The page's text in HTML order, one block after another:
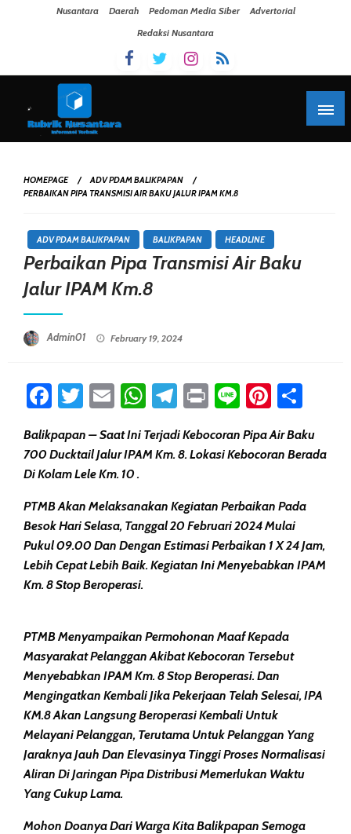
Nusantara Daerah Pedoman Media Siber
Advertorial
Redaksi Nusantara
HOMEPAGE
ADV PDAM BALIKPAPAN
PERBAIKAN PIPA TRANSMISI AIR BAKU JALUR IPAM KM.8
ADV PDAM BALIKPAPAN BALIKPAPAN HEADLINE
Perbaikan Pipa Transmisi Air Baku
Jalur IPAM Km.8
Admin01 February 19, 2024
Facebook
Twitter
EmailWhatsApp
Telegram
PrintLine
Balikpapan – Saat Ini Terjadi Kebocoran Pipa Air Baku
700 Ducktail Jalur IPAM Km. 8. Lokasi Kebocoran Berada
Di Kolam Lele Km. 10 .
PTMB Akan Melaksanakan Kegiatan Perbaikan Pada
Besok Hari Selasa, Tanggal 20 Februari 2024 Mulai
Pukul 09.00 Dan Dengan Estimasi Perbaikan 1 X 24 Jam,
Lebih Cepat Lebih Baik. Kegiatan Ini Menyebabkan IPAM
Km. 8 Stop Beroperasi.
PTMB Menyampaikan Permohonan Maaf Kepada
Masyarakat Pelanggan Akibat Kebocoran Tersebut
Menyebabkan IPAM Km. 8 Stop Beroperasi. Dan
Mengingatkan Kembali Jika Pekerjaan Telah Selesai, IPA
KM.8 Akan Langsung Beroperasi Kembali Untuk
Melayani Pelanggan, Terutama Untuk Pelanggan Yang
Jaraknya Jauh Dan Elevasinya Tinggi Proses Normalisasi
Aliran Di Jaringan Pipa Distribusi Memerlukan Waktu
Yang Cukup Lama.
Mohon Doanya Dari Warga Kita Balikpapan Semoga